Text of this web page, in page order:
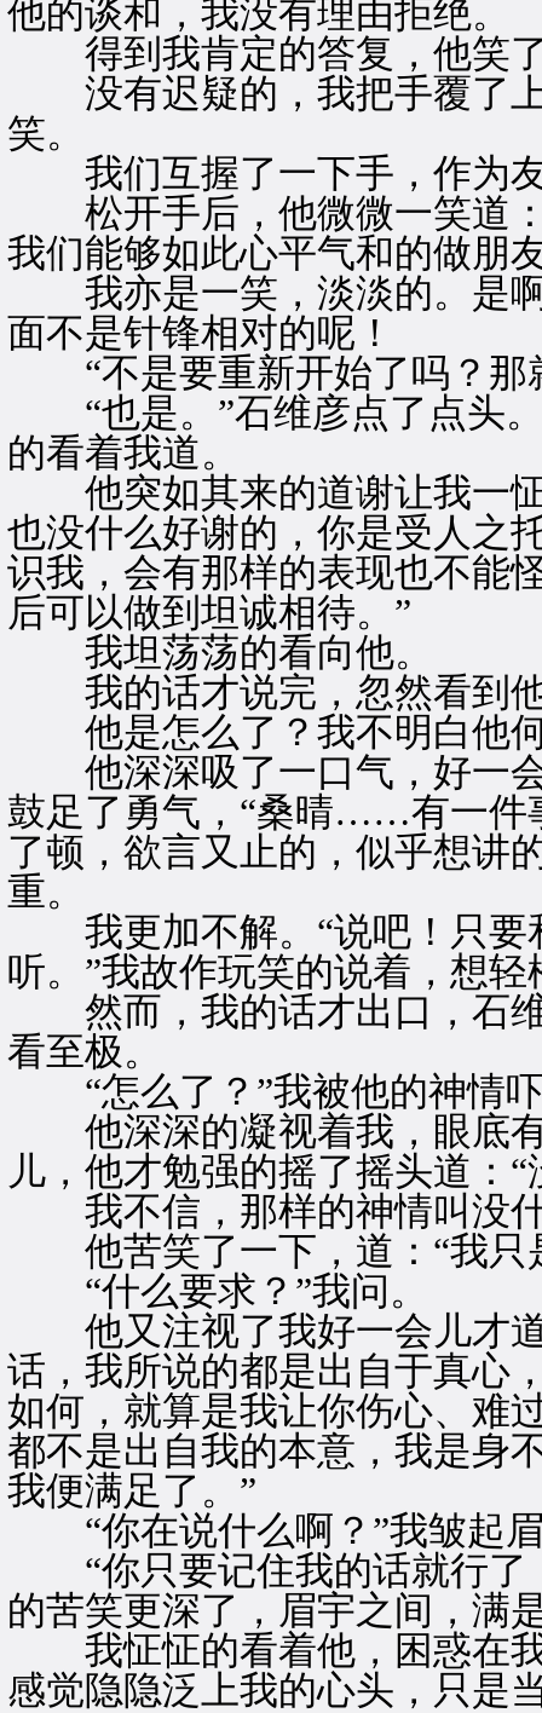
他的谈和，我没有理由拒绝。
得到我肯定的答复，他笑
没有迟疑的，我把手覆了上
笑。
我们互握了一下手，作为友
松开手后，他微微一笑道：
我们能够如此心平气和的做朋
我亦是一笑，淡淡的。是啊
面不是针锋相对的呢！
“不是要重新开始了吗？那
“也是。”石维彦点了点头。
的看着我道。
他突如其来的道谢让我一怔
也没什么好谢的，你是受人之
识我，会有那样的表现也不能
后可以做到坦诚相待。”
我坦荡荡的看向他。
我的话才说完，忽然看到他
他是怎么了？我不明白他何
他深深吸了一口气，好一会
鼓足了勇气，“桑晴……有一
了顿，欲言又止的，似乎想讲
重。
我更加不解。“说吧！只要
听。”我故作玩笑的说着，想
然而，我的话才出口，石维
看至极。
“怎么了？”我被他的神情吓
他深深的凝视着我，眼底有
儿，他才勉强的摇了摇头道：“
我不信，那样的神情叫没
他苦笑了一下，道：“我只
“什么要求？”我问。
他又注视了我好一会儿才道
话，我所说的都是出自于真心
如何，就算是我让你伤心、难
都不是出自我的本意，我是身
我便满足了。”
“你在说什么啊？”我皱起眉
“你只要记住我的话就行了
的苦笑更深了，眉宇之间，满
我怔怔的看着他，困惑在我
感觉隐隐泛上我的心头，只是